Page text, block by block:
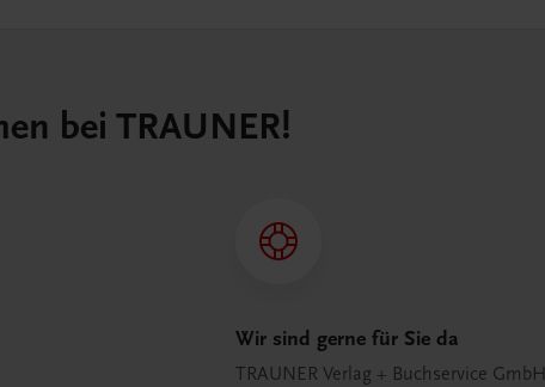
bei TRAUNER!
Wir sind gerne für Sie da
TRAUNER Verlag + Buchservice GmbH